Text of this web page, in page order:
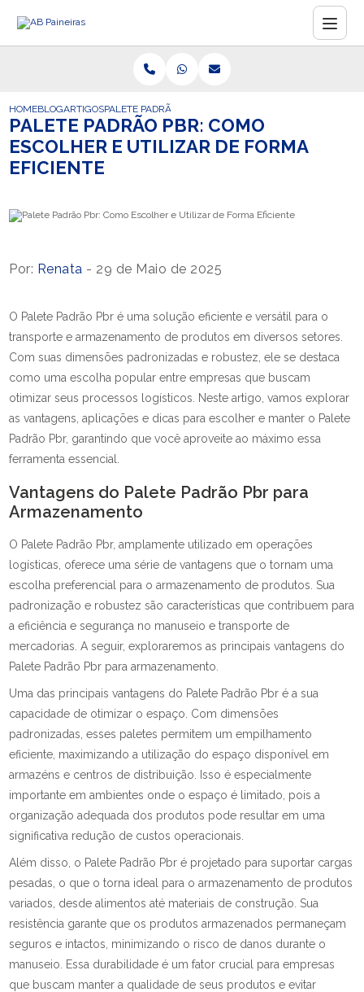
HOMEBLOGARTIGOSPALETE PADRÃO PBR: COMO ESCOLHER E UTILIZAR DE
PALETE PADRÃO PBR: COMO
ESCOLHER E UTILIZAR DE FORMA
EFICIENTE
Por: Renata - 29 de Maio de 2025
O Palete Padrão Pbr é uma solução eficiente e versátil para o
transporte e armazenamento de produtos em diversos setores.
Com suas dimensões padronizadas e robustez, ele se destaca
como uma escolha popular entre empresas que buscam
otimizar seus processos logísticos. Neste artigo, vamos explorar
as vantagens, aplicações e dicas para escolher e manter o Palete
Padrão Pbr, garantindo que você aproveite ao máximo essa
ferramenta essencial.
Vantagens do Palete Padrão Pbr para
Armazenamento
O Palete Padrão Pbr, amplamente utilizado em operações
logísticas, oferece uma série de vantagens que o tornam uma
escolha preferencial para o armazenamento de produtos. Sua
padronização e robustez são características que contribuem para
a eficiência e segurança no manuseio e transporte de
mercadorias. A seguir, exploraremos as principais vantagens do
Palete Padrão Pbr para armazenamento.
Uma das principais vantagens do Palete Padrão Pbr é a sua
capacidade de otimizar o espaço. Com dimensões
padronizadas, esses paletes permitem um empilhamento
eficiente, maximizando a utilização do espaço disponível em
armazéns e centros de distribuição. Isso é especialmente
importante em ambientes onde o espaço é limitado, pois a
organização adequada dos produtos pode resultar em uma
significativa redução de custos operacionais.
Além disso, o Palete Padrão Pbr é projetado para suportar cargas
pesadas, o que o torna ideal para o armazenamento de produtos
variados, desde alimentos até materiais de construção. Sua
resistência garante que os produtos armazenados permaneçam
seguros e intactos, minimizando o risco de danos durante o
manuseio. Essa durabilidade é um fator crucial para empresas
que buscam manter a qualidade de seus produtos e evitar